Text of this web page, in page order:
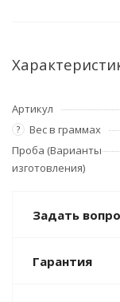
Артикул
? Вес в граммах
Проба (Варианты
изготовления)
Задать
Гарантия